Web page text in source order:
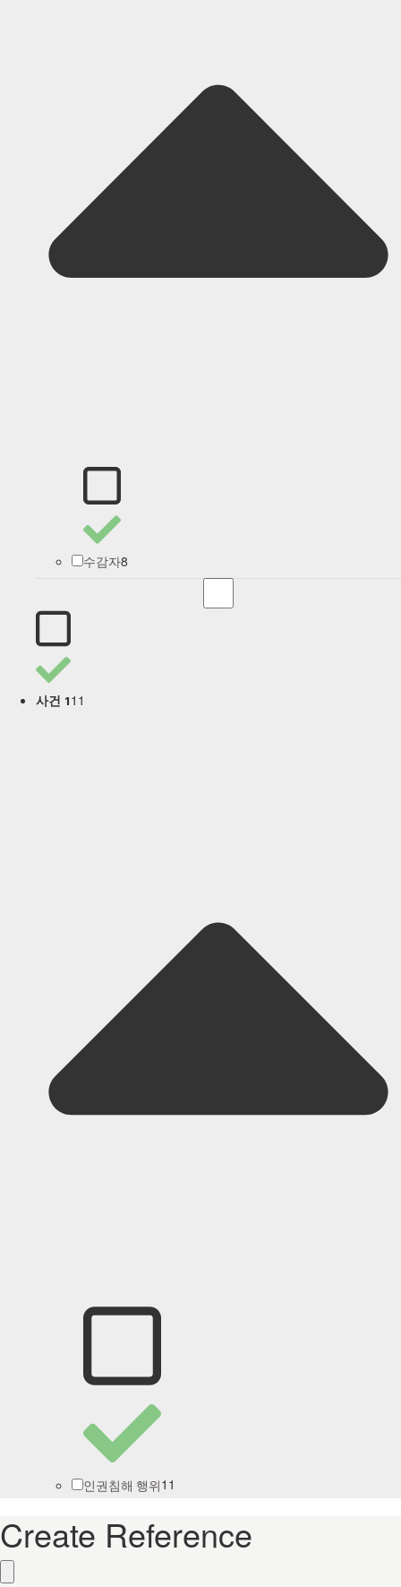
수감자8
사건 111
인권침해 행위11
Create Reference